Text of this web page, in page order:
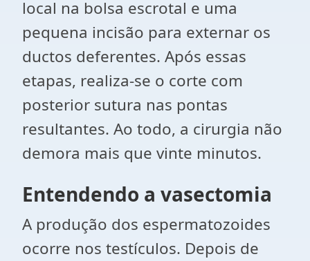
local na bolsa escrotal e uma
pequena incisão para externar os
ductos deferentes. Após essas
etapas, realiza-se o corte com
posterior sutura nas pontas
resultantes. Ao todo, a cirurgia não
demora mais que vinte minutos.
Entendendo a vasectomia
A produção dos espermatozoides
ocorre nos testículos. Depois de